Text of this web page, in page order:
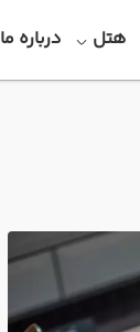
هتل درباره ما